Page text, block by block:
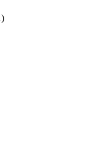
)